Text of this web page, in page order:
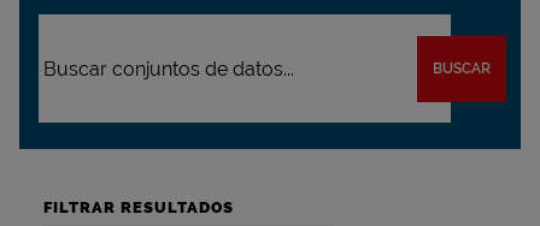
BUSCAR
FILTRAR RESULTADOS